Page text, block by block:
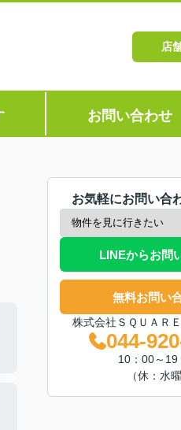
店
お問い合わせ
お気軽にお問い合
LINEからお問
無料お問い
株式会社ＳＱＵＡＲ
044-
10：00～19
（休：水曜